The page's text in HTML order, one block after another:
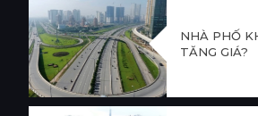
NHÀ PHỐ
TĂNG GIÁ?